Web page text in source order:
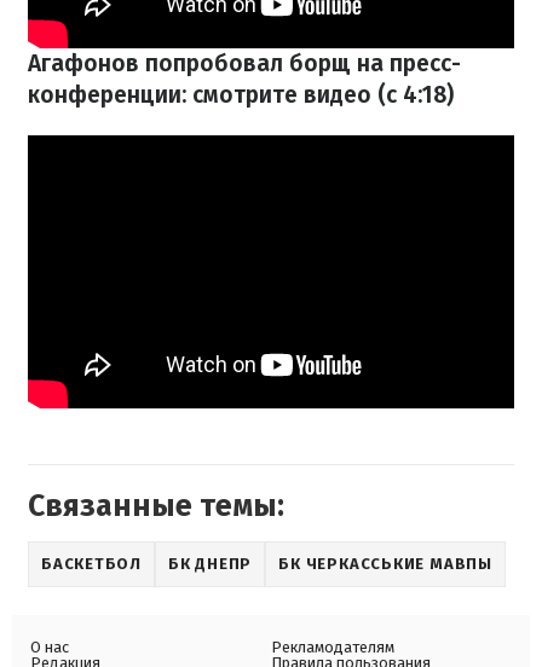
Агафонов попробовал борщ на пресс-
конференции: смотрите видео (с 4:18)
Связанные темы:
БАСКЕТБОЛ БК ДНЕПР БК ЧЕРКАССЬКИЕ МАВПЫ
О нас
Редакция
Рекламодателям
Правила пользования